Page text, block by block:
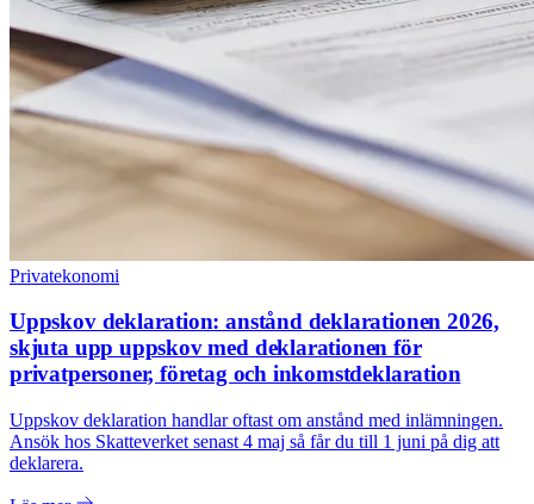
Privatekonomi
Uppskov deklaration: anstånd deklarationen 2026,
skjuta upp uppskov med deklarationen för
privatpersoner, företag och inkomstdeklaration
Uppskov deklaration handlar oftast om anstånd med inlämningen.
Ansök hos Skatteverket senast 4 maj så får du till 1 juni på dig att
deklarera.